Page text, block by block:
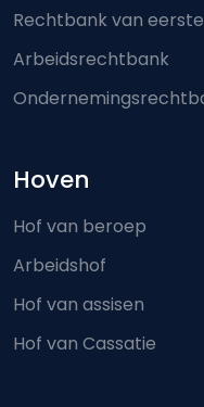
Rechtbank van
Arbeidsrechtbank
Hoven
Hof van beroep
Arbeidshof
Hof van assisen
Hof van Cassatie